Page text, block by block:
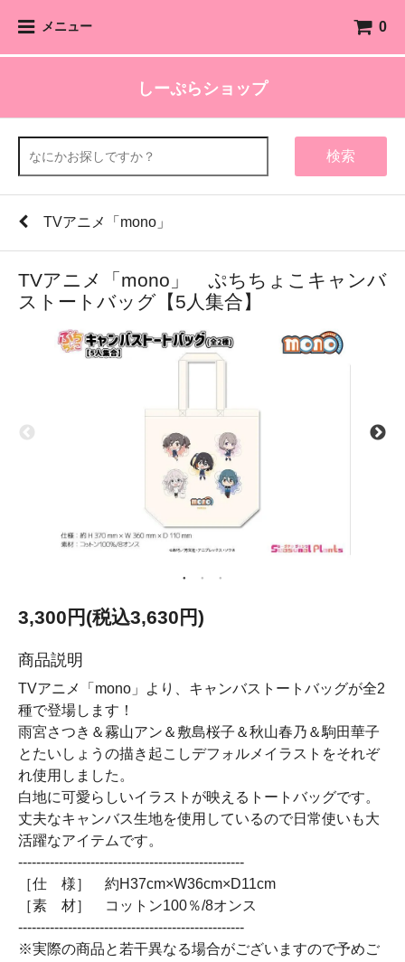
メニュー 0
しーぷらショップ
検索
TVアニメ「mono」
TVアニメ「mono」 ぷちちょこキャンバ
ストートバッグ【5人集合】
3,300円(税込3,630円)
商品説明
TVアニメ「mono」より、キャンバストートバッグが全2
種で登場します！
雨宮さつき＆霧山アン＆敷島桜子＆秋山春乃＆駒田華子
とたいしょうの描き起こしデフォルメイラストをそれぞ
れ使用しました。
白地に可愛らしいイラストが映えるトートバッグです。
丈夫なキャンバス生地を使用しているので日常使いも大
活躍なアイテムです。
--------------------------------------------------
［仕 様］ 約H37cm×W36cm×D11cm
［素 材］ コットン100％/8オンス
--------------------------------------------------
※実際の商品と若干異なる場合がございますので予めご